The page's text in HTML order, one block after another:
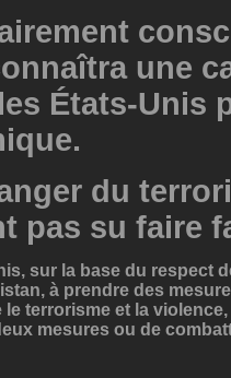
une
États-Unis
du
pas su faire
sur la base du respect
à prendre des
le terrorisme et la
mesures ou de